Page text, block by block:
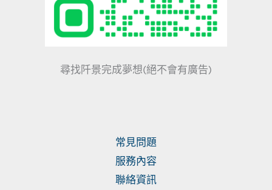
尋找阡景完成夢想(絕不會有廣告)
常見問題
服務內容
聯絡資訊